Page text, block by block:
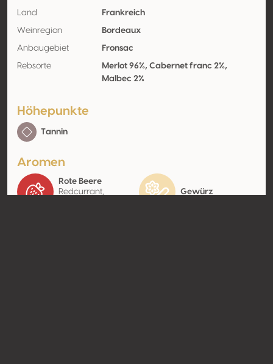
Land Frankreich
Weinregion Bordeaux
Anbaugebiet Fronsac
Rebsorte
Merlot 96%, Cabernet franc 2%,
Malbec 2%
Höhepunkte
Tannin
Aromen
Rote Beere
Redcurrant,
Gewürz